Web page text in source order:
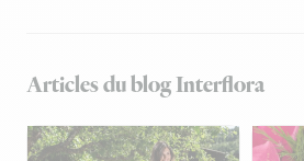
Articles du blog Interflora